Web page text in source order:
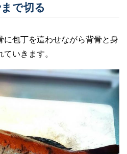
で切る
に包丁を這わせながら背骨と身
いきます。